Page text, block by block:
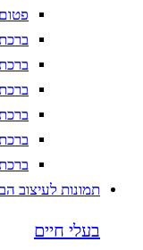
תמונות לעיצוב
בעלי חיים